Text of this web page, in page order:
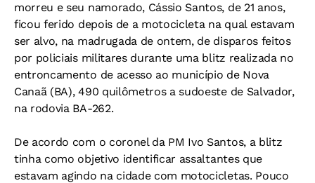
morreu e seu namorado, Cássio Santos, de 21 anos,
ficou ferido depois de a motocicleta na qual estavam
ser alvo, na madrugada de ontem, de disparos feitos
por policiais militares durante uma blitz realizada no
entroncamento de acesso ao município de Nova
Canaã (BA), 490 quilômetros a sudoeste de Salvador,
na rodovia BA-262.
De acordo com o coronel da PM Ivo Santos, a blitz
tinha como objetivo identificar assaltantes que
estavam agindo na cidade com motocicletas. Pouco